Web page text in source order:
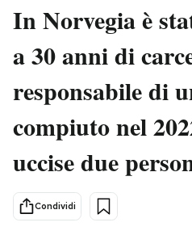
Italia
Politica
Tecnologia
Scienza
Cultura
Sport
In Norvegia è
a 30 anni di
responsabile di
compiuto nel
uccise due
Condividi